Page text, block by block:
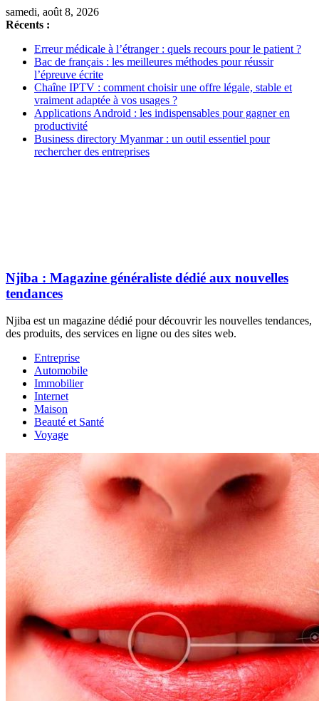
samedi, août 8, 2026
Récents :
Erreur médicale à l’étranger : quels recours pour le patient ?
Bac de français : les meilleures méthodes pour réussir
l’épreuve écrite
Chaîne IPTV : comment choisir une offre légale, stable et
vraiment adaptée à vos usages ?
Applications Android : les indispensables pour gagner en
productivité
Business directory Myanmar : un outil essentiel pour
rechercher des entreprises
Njiba : Magazine généraliste dédié aux nouvelles
tendances
Njiba est un magazine dédié pour découvrir les nouvelles tendances,
des produits, des services en ligne ou des sites web.
Entreprise
Automobile
Immobilier
Internet
Maison
Beauté et Santé
Voyage